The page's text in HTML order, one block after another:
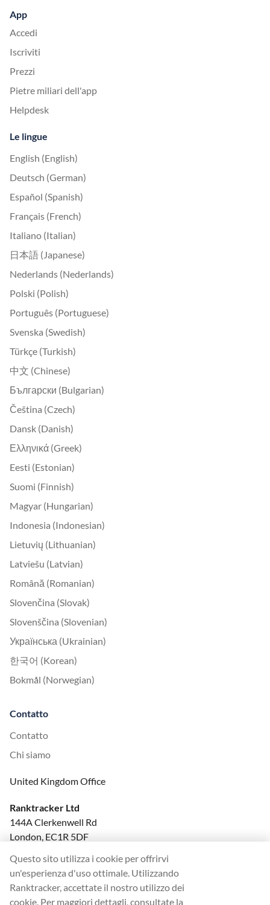
App
Accedi
Iscriviti
Prezzi
Pietre miliari dell'app
Helpdesk
Le lingue
English (English)
Deutsch (German)
Español (Spanish)
Français (French)
Italiano (Italian)
日本語 (Japanese)
Nederlands (Nederlands)
Polski (Polish)
Português (Portuguese)
Svenska (Swedish)
Türkçe (Turkish)
中文 (Chinese)
Български (Bulgarian)
Čeština (Czech)
Dansk (Danish)
Ελληνικά (Greek)
Eesti (Estonian)
Suomi (Finnish)
Magyar (Hungarian)
Indonesia (Indonesian)
Lietuvių (Lithuanian)
Latviešu (Latvian)
Română (Romanian)
Slovenčina (Slovak)
Slovenščina (Slovenian)
Українська (Ukrainian)
한국어 (Korean)
Bokmål (Norwegian)
Contatto
Contatto
Chi siamo
United Kingdom Office
Ranktracker Ltd
144A Clerkenwell Rd
London, EC1R 5DF
felix@ranktracker.com
Questo sito utilizza i cookie per offrirvi
un'esperienza d'uso ottimale. Utilizzando
Ranktracker, accettate il nostro utilizzo dei
cookie. Per maggiori dettagli, consultate la